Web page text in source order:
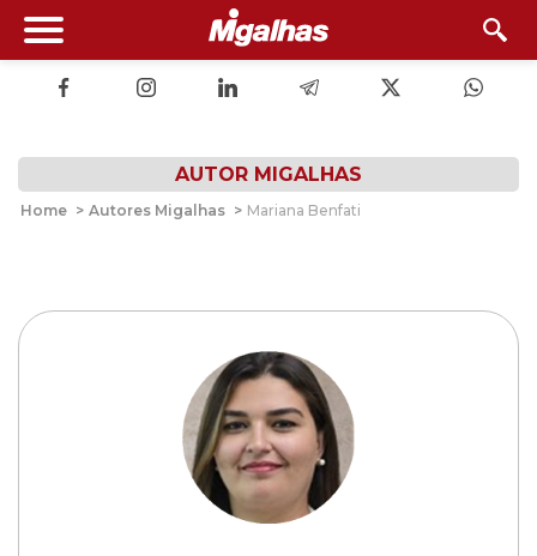
AUTOR MIGALHAS
Home > Autores Migalhas > Mariana Benfati